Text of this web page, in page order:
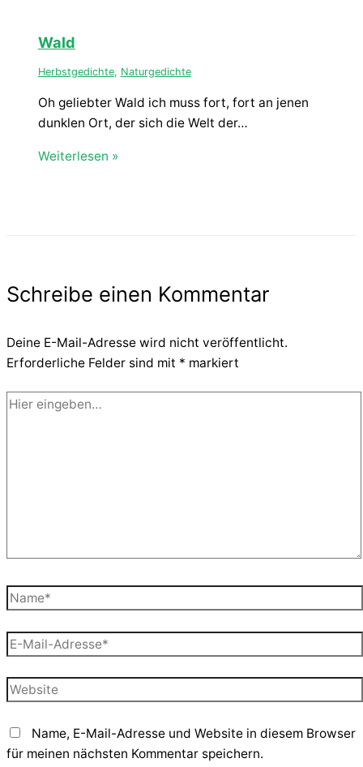
Wald
Herbstgedichte, Naturgedichte
Oh geliebter Wald ich muss fort, fort an jenen
dunklen Ort, der sich die Welt der…
Weiterlesen »
Schreibe einen Kommentar
Deine E-Mail-Adresse wird nicht veröffentlicht.
Erforderliche Felder sind mit * markiert
Hier
Name*
E-
Mail-
Adresse*
Website
Name, E-Mail-Adresse und Website in diesem Browser
für meinen nächsten Kommentar speichern.